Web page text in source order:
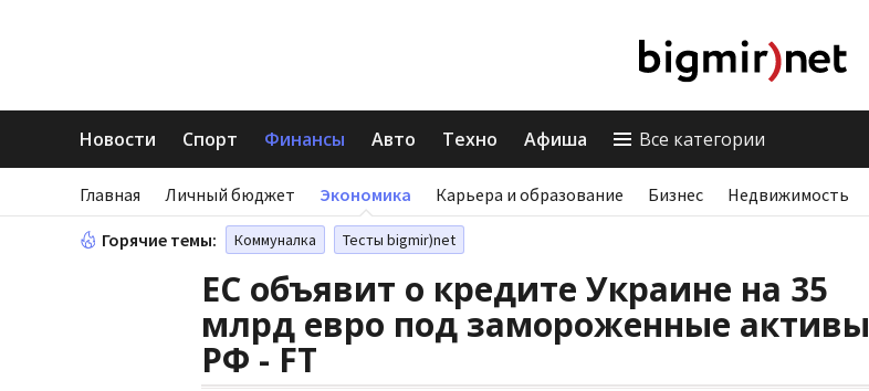
Новости Спорт Финансы Авто Техно Афиша Все категории
Главная Личный бюджет Экономика Карьера и образование Бизнес Недвижимость
Горячие темы: Коммуналка Тесты bigmir)net
ЕС объявит о кредите Украине на 35
млрд евро под замороженные активы
РФ - FT